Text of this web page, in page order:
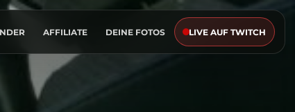
AFFILIATE DEINE FOTOS LIVE AUF TWITCH